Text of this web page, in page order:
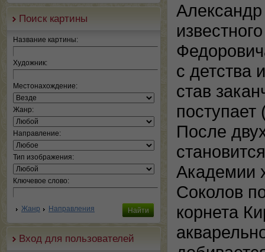
Поиск картины
Название картины:
Художник:
Местонахождение:
Жанр:
Направление:
Тип изображения:
Ключевое слово:
Жанр Направления
Вход для пользователей
с детства
став
После
Академии
Соколов
корнета